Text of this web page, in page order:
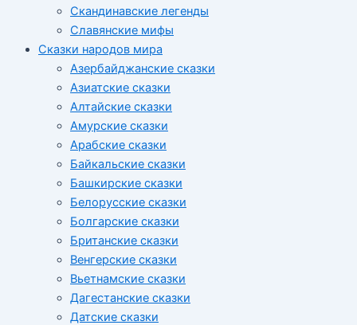
Скандинавские легенды
Славянские мифы
Сказки народов мира
Азербайджанские сказки
Азиатские сказки
Алтайские сказки
Амурские сказки
Арабские сказки
Байкальские сказки
Башкирские сказки
Белорусские сказки
Болгарские сказки
Британские сказки
Венгерские сказки
Вьетнамские сказки
Дагестанские сказки
Датские сказки